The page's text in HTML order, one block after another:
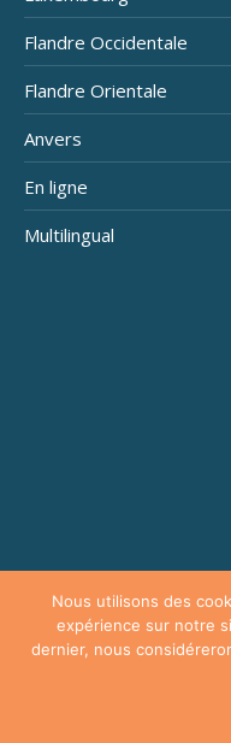
Flandre Occidentale
Flandre Orientale
Anvers
En ligne
Multilingual
Copyright © 2026
Privium - Services pour
RGPD - Politique
Nous utilisons des
expérience sur notre
dernier, nous